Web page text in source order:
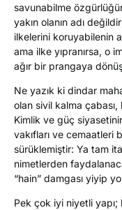
savunabilme
yakın olanın adı
ilkelerini koruyabilenin
ama ilke yıpranırsa, o
ağır bir prangaya
Ne yazık ki dindar
olan sivil kalma
Kimlik ve güç
vakıfları ve
sürüklemiştir: Ya tam
nimetlerden
“hain” damgası yiyip
Pek çok iyi niyetli yapı;